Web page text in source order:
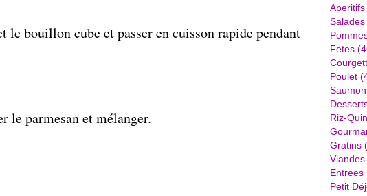
le bouillon cube et passer en cuisson rapide pendant
le parmesan et mélanger.
Aperitifs
Salades
Fetes
Poulet
Saumon
Riz-
Gratins
Viandes
Entrees
Petit